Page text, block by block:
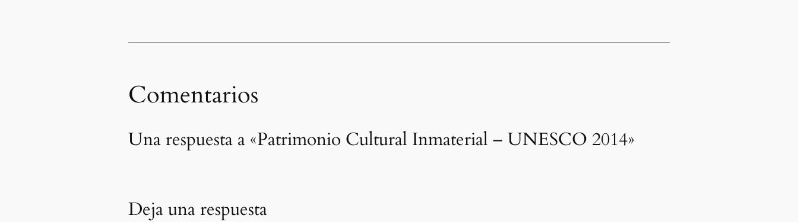
Comentarios
Una respuesta a «Patrimonio Cultural Inmaterial – UNESCO 2014»
Deja una respuesta